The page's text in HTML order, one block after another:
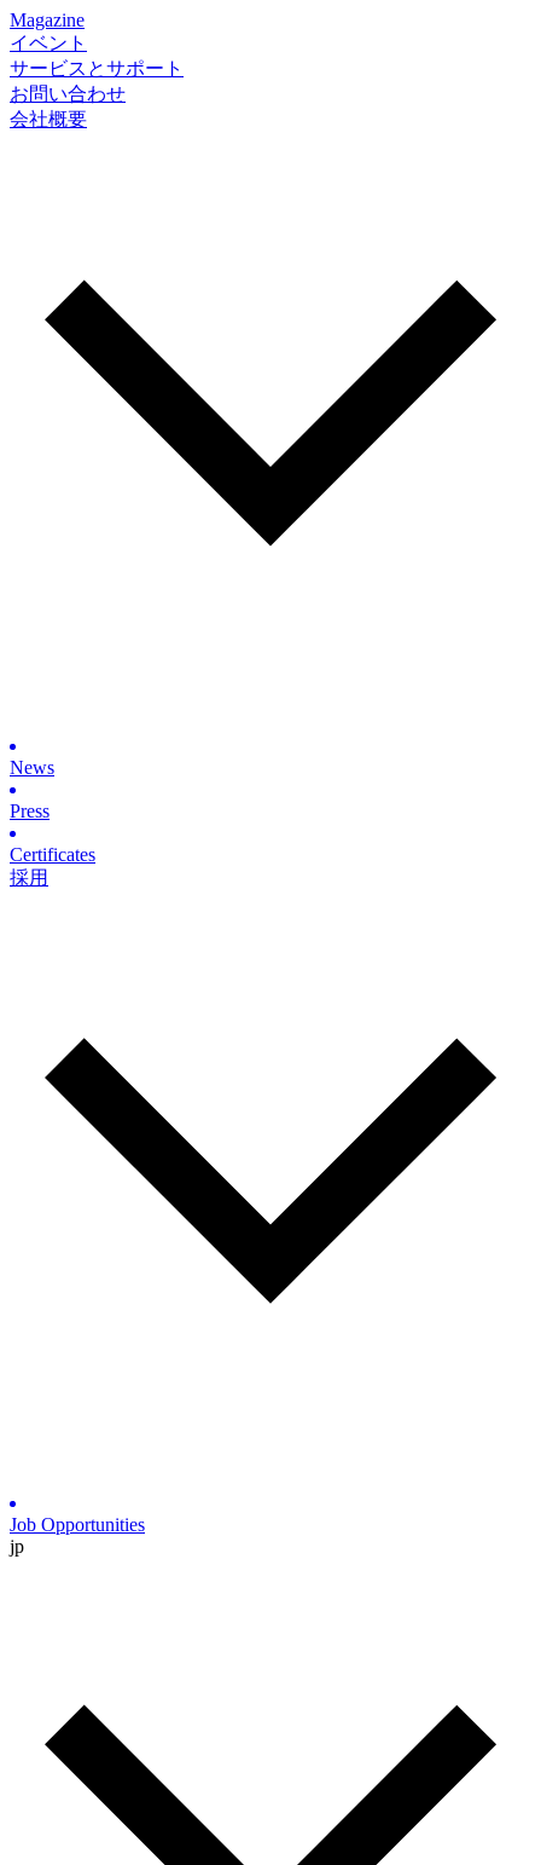
Magazine
イベント
サービスとサポート
お問い合わせ
会社概要
News
Press
Certificates
採用
Job Opportunities
jp